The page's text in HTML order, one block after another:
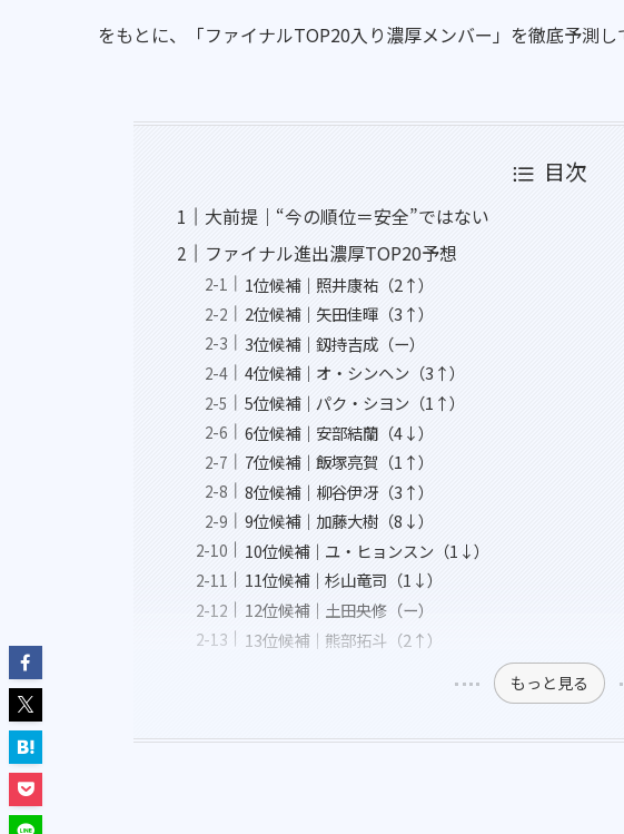
をもとに、「ファイナルTOP20入り濃厚メンバー」を徹底予測し
目次
大前提｜“今の順位＝安全”ではない
ファイナル進出濃厚TOP20予想
1位候補｜照井康祐（2↑）
2位候補｜矢田佳暉（3↑）
3位候補｜釼持吉成（ー）
4位候補｜オ・シンヘン（3↑）
5位候補｜パク・シヨン（1↑）
6位候補｜安部結蘭（4↓）
7位候補｜飯塚亮賀（1↑）
8位候補｜柳谷伊冴（3↑）
9位候補｜加藤大樹（8↓）
10位候補｜ユ・ヒョンスン（1↓）
11位候補｜杉山竜司（1↓）
12位候補｜土田央修（ー）
13位候補｜熊部拓斗（2↑）
もっと見る